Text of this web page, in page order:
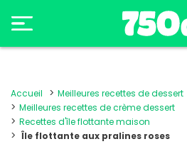
Accueil
Meilleures recettes de dessert
Meilleures recettes de crème dessert
Recettes d'île flottante maison
Île flottante aux pralines roses